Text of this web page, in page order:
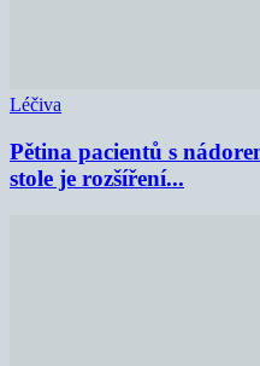
Léčiva
Pětina pacientů s
stole je rozšíření...